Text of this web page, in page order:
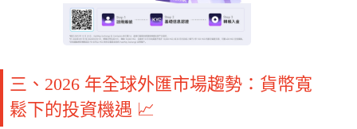
三、2026 年全球外匯市場趨勢：貨幣寬
鬆下的投資機遇 📈